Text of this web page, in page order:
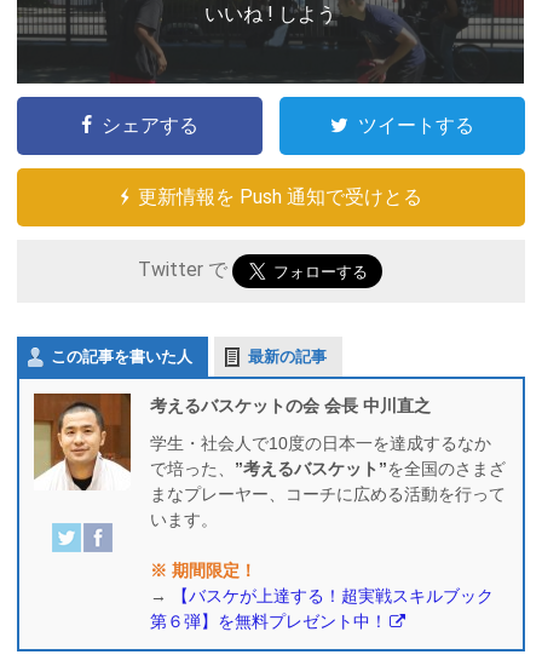
いいね ! しよう
シェアする ツイートする
更新情報を Push 通知で受けとる
Twitter で
この記事を書いた人 最新の記事
考えるバスケットの会 会長 中川直之
学生・社会人で10度の日本一を達成するなか
で培った、 ”考えるバスケット”を全国のさまざ
まなプレーヤー、コーチに広める活動を行って
います。
※ 期間限定！
→
【バスケが上達する！超実戦スキルブック
第６弾】を無料プレゼント中！